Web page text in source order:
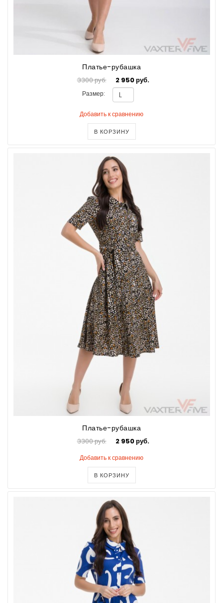
Платье-рубашка
3300 руб. 2 950 руб.
Размер:
Добавить к сравнению
В КОРЗИНУ
Платье-рубашка
3300 руб. 2 950 руб.
Добавить к сравнению
В КОРЗИНУ